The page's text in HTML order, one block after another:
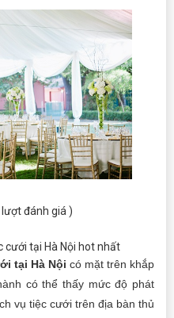
lượt đánh giá )
cưới tại Hà Nội hot nhất
tại Hà Nội có mặt trên khắp
có thể thấy mức độ phát
vụ tiệc cưới trên địa bàn thủ